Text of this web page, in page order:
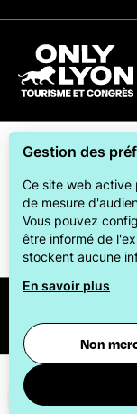
ONLYLYON
visiteurs
métropole
Gestion des
Ce site web active
de mesure
Vous pouvez
être informé de
stockent aucune
En savoir plus
Non